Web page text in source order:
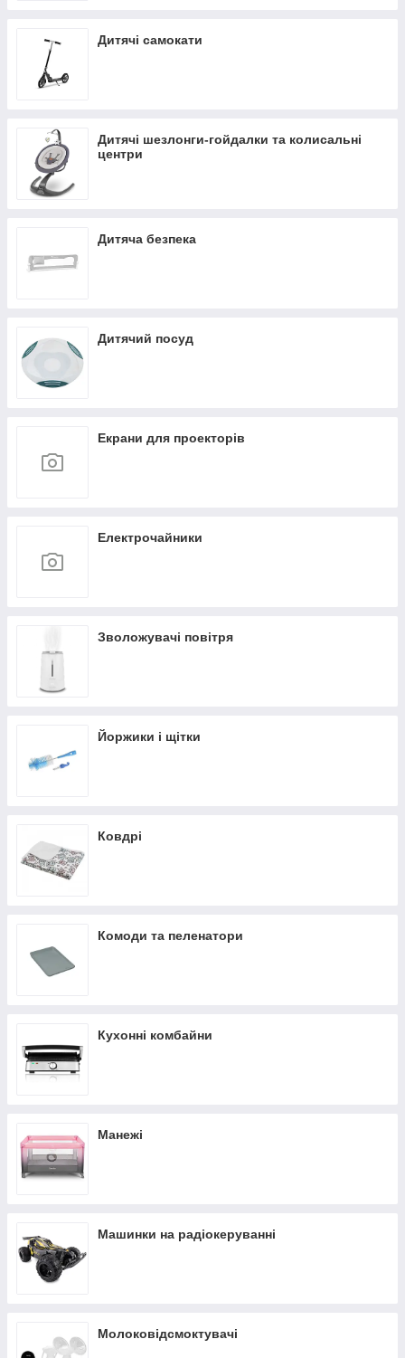
Дитячі самокати
Дитячі шезлонги-гойдалки та колисальні
центри
Дитяча безпека
Дитячий посуд
Екрани для проекторів
Електрочайники
Зволожувачі повітря
Йоржики і щітки
Ковдрі
Комоди та пеленатори
Кухонні комбайни
Манежі
Машинки на радіокеруванні
Молоковідсмоктувачі